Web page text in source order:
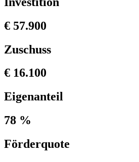
€ 57.900
Zuschuss
€ 16.100
Eigenanteil
78 %
Förderquote